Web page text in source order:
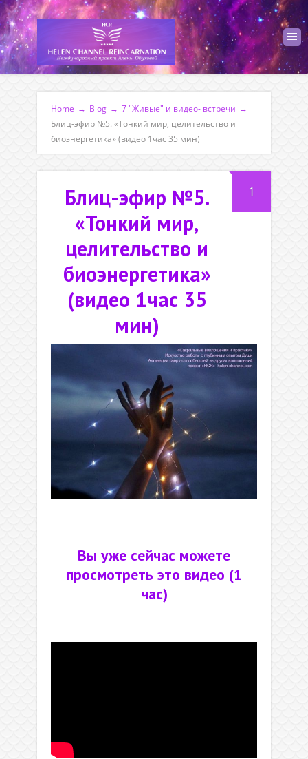
Home → Blog → 7 "Живые" и видео- встречи →
Блиц-эфир №5. «Тонкий мир, целительство и
биоэнергетика» (видео 1час 35 мин)
1
Блиц-эфир №5.
«Тонкий мир,
целительство и
биоэнергетика»
(видео 1час 35
мин)
Вы уже сейчас можете
просмотреть это видео (1
час)